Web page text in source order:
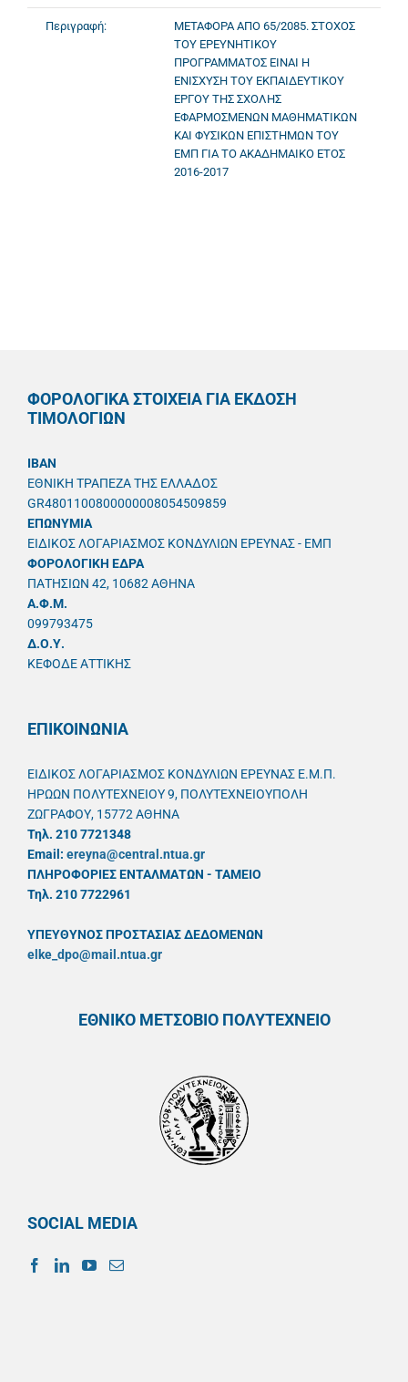
Περιγραφή:
ΜΕΤΑΦΟΡΑ ΑΠΟ 65/2085. ΣΤΟΧΟΣ
ΤΟΥ ΕΡΕΥΝΗΤΙΚΟΥ
ΠΡΟΓΡΑΜΜΑΤΟΣ ΕΙΝΑΙ Η
ΕΝΙΣΧΥΣΗ ΤΟΥ ΕΚΠΑΙΔΕΥΤΙΚΟΥ
ΕΡΓΟΥ ΤΗΣ ΣΧΟΛΗΣ
ΕΦΑΡΜΟΣΜΕΝΩΝ ΜΑΘΗΜΑΤΙΚΩΝ
ΚΑΙ ΦΥΣΙΚΩΝ ΕΠΙΣΤΗΜΩΝ ΤΟΥ
ΕΜΠ ΓΙΑ ΤΟ ΑΚΑΔΗΜΑΙΚΟ ΕΤΟΣ
2016-2017
ΦΟΡΟΛΟΓΙΚΑ ΣΤΟΙΧΕΙΑ ΓΙΑ ΕΚΔΟΣΗ
ΤΙΜΟΛΟΓΙΩΝ
IBAN
ΕΘΝΙΚΗ ΤΡΑΠΕΖΑ ΤΗΣ ΕΛΛΑΔΟΣ
GR4801100800000008054509859
ΕΠΩΝΥΜΙΑ
ΕΙΔΙΚΟΣ ΛΟΓΑΡΙΑΣΜΟΣ ΚΟΝΔΥΛΙΩΝ ΕΡΕΥΝΑΣ - ΕΜΠ
ΦΟΡΟΛΟΓΙΚΗ ΕΔΡΑ
ΠΑΤΗΣΙΩΝ 42, 10682 ΑΘΗΝΑ
A.Φ.Μ.
099793475
Δ.Ο.Υ.
ΚΕΦΟΔΕ ΑΤΤΙΚΗΣ
ΕΠΙΚΟΙΝΩΝΙΑ
ΕΙΔΙΚΟΣ ΛΟΓΑΡΙΑΣΜΟΣ ΚΟΝΔΥΛΙΩΝ ΕΡΕΥΝΑΣ Ε.Μ.Π.
ΗΡΩΩΝ ΠΟΛΥΤΕΧΝΕΙΟΥ 9, ΠΟΛΥΤΕΧΝΕΙΟΥΠΟΛΗ
ΖΩΓΡΑΦΟΥ, 15772 ΑΘΗΝΑ
Τηλ. 210 7721348
Email: ereyna@central.ntua.gr
ΠΛΗΡΟΦΟΡΙΕΣ ΕΝΤΑΛΜΑΤΩΝ - ΤΑΜΕΙΟ
Τηλ. 210 7722961
ΥΠΕΥΘYΝΟΣ ΠΡΟΣΤΑΣΙΑΣ ΔΕΔΟΜΕΝΩΝ
elke_dpo@mail.ntua.gr
ΕΘΝΙΚΟ ΜΕΤΣΟΒΙΟ ΠΟΛΥΤΕΧΝΕΙΟ
SOCIAL MEDIA